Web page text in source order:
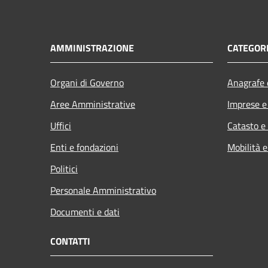
AMMINISTRAZIONE
Organi di Governo
Aree Amministrative
Uffici
Enti e fondazioni
Politici
Personale Amministrativo
Documenti e dati
Imprese
Catasto
Mobilità
CONTATTI